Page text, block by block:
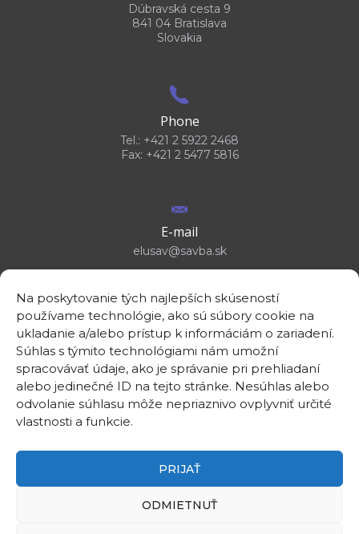
Na poskytovanie tých najlepších skúseností
používame technológie, ako sú súbory cookie na
ukladanie a/alebo prístup k informáciám o zariadení.
Súhlas s týmito technológiami nám umožní
spracovávať údaje, ako je správanie pri prehliadaní
alebo jedinečné ID na tejto stránke. Nesúhlas alebo
odvolanie súhlasu môže nepriaznivo ovplyvniť určité
vlastnosti a funkcie.
PRIJAŤ
ODMIETNUŤ
Dúbravská cesta 9
841 04 Bratislava
Slovakia
Phone
Tel.: +421 2 5922 2468
Fax: +421 2 5477 5816
E-mail
elusav@savba.sk
GPS location
48°10'09.3”N
17°04'08.7”E
Institute of Electrical Engineering SAS